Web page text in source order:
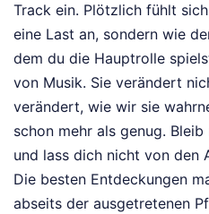
Track ein. Plötzlich fühlt
eine Last an, sondern wie
dem du die Hauptrolle
von Musik. Sie verändert
verändert, wie wir sie
schon mehr als genug.
und lass dich nicht von den
Die besten Entdeckungen
abseits der ausgetretenen